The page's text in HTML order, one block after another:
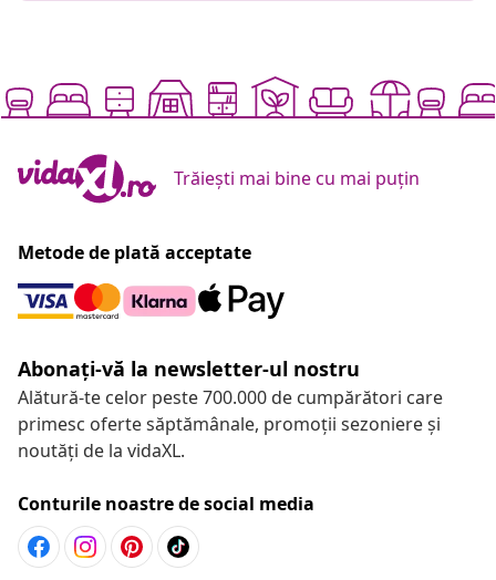
Trăiești mai bine cu mai puțin
Metode de plată acceptate
Abonați-vă la newsletter-ul nostru
Alătură-te celor peste 700.000 de cumpărători care
primesc oferte săptămânale, promoții sezoniere și
noutăți de la vidaXL.
Conturile noastre de social media